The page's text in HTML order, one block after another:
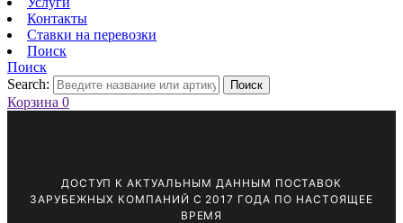
Контакты
Ставки на перевозки
Поиск
Поиск
Search:
Поиск
Корзина 0
ДОСТУП К АКТУАЛЬНЫМ ДАННЫМ ПОСТАВОК
ЗАРУБЕЖНЫХ КОМПАНИЙ С 2017 ГОДА ПО НАСТОЯЩЕЕ
ВРЕМЯ